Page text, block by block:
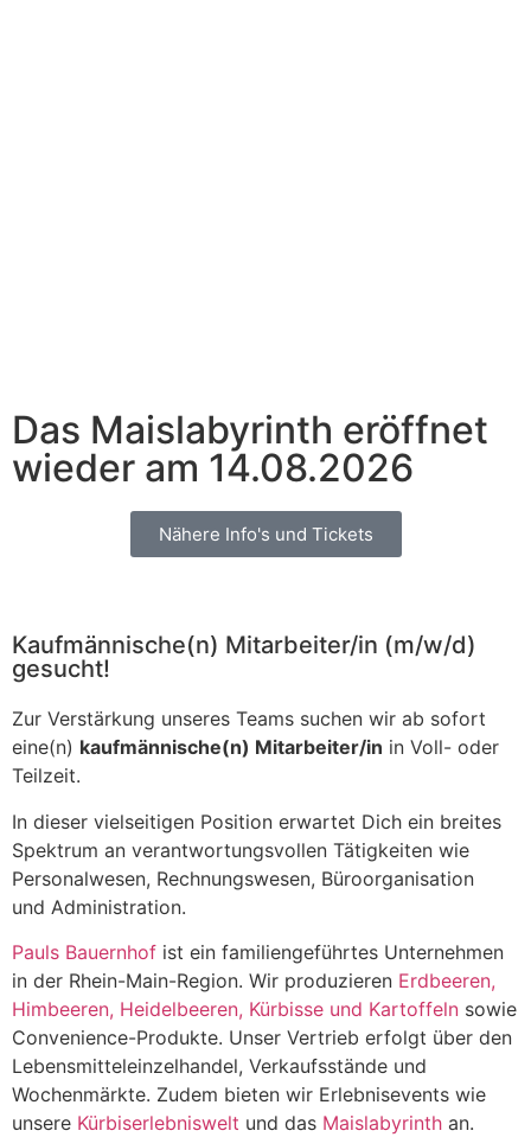
Das Maislabyrinth eröffnet
wieder am 14.08.2026
Nähere Info's und Tickets
Kaufmännische(n) Mitarbeiter/in (m/w/d)
gesucht!
Zur Verstärkung unseres Teams suchen wir ab sofort
eine(n) kaufmännische(n) Mitarbeiter/in in Voll- oder
Teilzeit.
In dieser vielseitigen Position erwartet Dich ein breites
Spektrum an verantwortungsvollen Tätigkeiten wie
Personalwesen, Rechnungswesen, Büroorganisation
und Administration.
Pauls Bauernhof ist ein familiengeführtes Unternehmen
in der Rhein-Main-Region. Wir produzieren Erdbeeren,
Himbeeren, Heidelbeeren, Kürbisse und Kartoffeln sowie
Convenience-Produkte. Unser Vertrieb erfolgt über den
Lebensmitteleinzelhandel, Verkaufsstände und
Wochenmärkte. Zudem bieten wir Erlebnisevents wie
unsere Kürbiserlebniswelt und das Maislabyrinth an.